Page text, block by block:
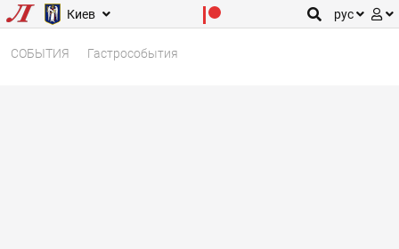
Киев рус
СОБЫТИЯ Гастрособытия